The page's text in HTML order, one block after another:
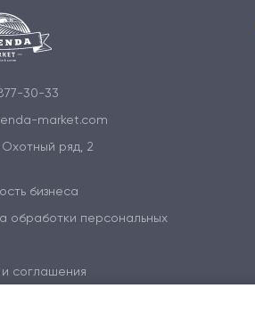
30-33
market.com
ряд, 2
бизнеса
обработки персональных
и соглашения